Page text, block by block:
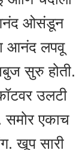
आनंद ओसंडून
आनंद लपवू
सुरु होती.
उलटी
समोर एकाच
खूप सारी